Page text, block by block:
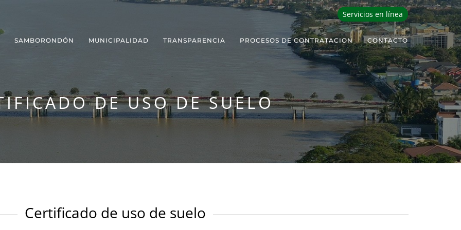
Servicios en línea
SAMBORONDÓN MUNICIPALIDAD TRANSPARENCIA PROCESOS DE CONTRATACION CONTACTO
DE USO DE SUELO
Certificado de uso de suelo